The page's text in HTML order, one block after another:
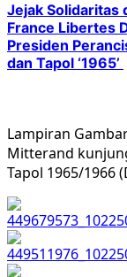
Jejak Solidaritas
France Libertes
Presiden
dan Tapol ‘1965’
Lampiran
Mitterand
Tapol 1965/1966